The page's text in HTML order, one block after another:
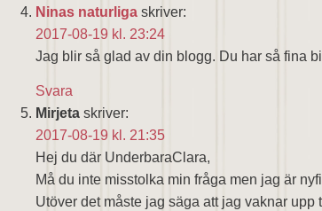
Ninas naturliga skriver:
2017-08-19 kl. 23:24
Jag blir så glad av din blogg. Du har så fina
Svara
Mirjeta skriver:
2017-08-19 kl. 21:35
Hej du där UnderbaraClara,
Må du inte misstolka min fråga men jag är
Utöver det måste jag säga att jag vaknar